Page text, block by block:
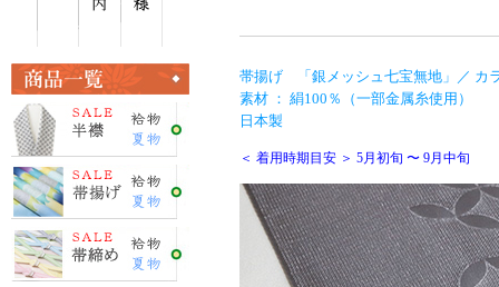
帯揚げ 「銀メッシュ七宝無地」／ カ
素材 ： 絹100％（一部金属糸使用）
日本製
＜ 着用時期目安 ＞ 5月初旬 〜 9月中旬